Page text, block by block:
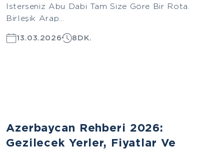
Isterseniz Abu Dabi Tam Size Göre Bir Rota.
Birleşik Arap...
13.03.2026 8DK.
Azerbaycan Rehberi 2026:
Gezilecek Yerler, Fiyatlar Ve